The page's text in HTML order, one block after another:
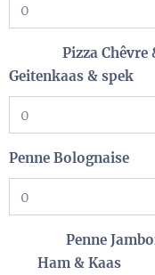
Pizza
Geitenkaas & spek
Penne Bolognaise
Penne
Ham &